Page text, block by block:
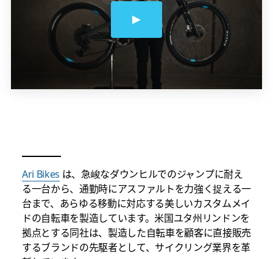
Ari Bikes は、急峻なダウンヒルでのジャンプに耐え
る一台から、通勤時にアスファルトを力強く捉える一
台まで、あらゆる移動に対応する美しいカスタムメイ
ドの自転車を製造しています。米国ユタ州リンドンを
拠点とする同社は、製造した自転車を顧客に直接販売
するブランドの先駆者として、サイクリング業界を革